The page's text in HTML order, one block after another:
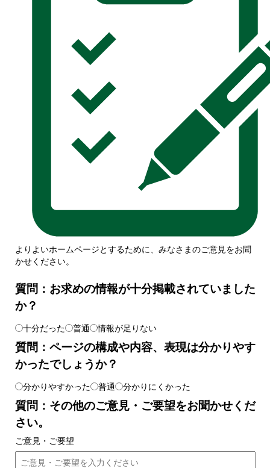
よりよいホームページとするために、みなさまのご意見をお聞
かせください。
質問：お求めの情報が十分掲載されていました
か？
十分だった 普通 情報が足りない
質問：ページの構成や内容、表現は分かりやす
かったでしょうか？
分かりやすかった 普通 分かりにくかった
質問：その他のご意見・ご要望をお聞かせくだ
さい。
ご意見・ご要望